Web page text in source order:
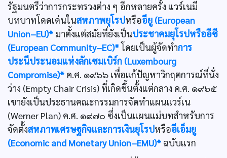
รัฐมนตรีว่าการกระทรวงต่าง ๆ อีกหลายครั้ง แวร์เนมี
บทบาทโดดเด่นในสหภาพยุโรปหรืออียู (European
Union–EU)* มาตั้งแต่สมัยที่ยังเป็นประชาคมยุโรปหรืออีซี
(European Community–EC)*โดยเป็นผู้จัดทำการ
ประนีประนอมแห่งลักเซมเบิร์ก (Luxembourg
Compromise)* ค.ศ. ๑๙๖๖ เพื่อแก้ปัญหาวิกฤตการณ์ที่นั่ง
ว่าง (Empty Chair Crisis) ที่เกิดขึ้นตั้งแต่กลาง ค.ศ. ๑๙๖๕
เขายังเป็นประธานคณะกรรมการจัดทำแผนแวร์เน
(Werner Plan) ค.ศ. ๑๙๗๐ ซึ่งเป็นแผนแม่บทสำหรับการ
จัดตั้งสหภาพเศรษฐกิจและการเงินยุโรปหรืออีเอ็มยู
(Economic and Monetary Union–EMU)* ฉบับแรก